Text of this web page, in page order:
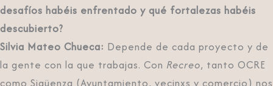
desafíos habéis enfrentado y qué fortalezas habéis
descubierto?
Silvia Mateo Chueca: Depende de cada proyecto y de
la gente con la que trabajas. Con Recreo, tanto OCRE
como Sigüenza (Ayuntamiento, vecinxs y comercio) nos